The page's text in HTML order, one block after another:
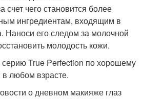
счет чего становится более
ингредиентам, входящим в
Наноси его следом за молочной
молодость кожи.
True Perfection по хорошему
любом взрасте.
о дневном макияже глаз